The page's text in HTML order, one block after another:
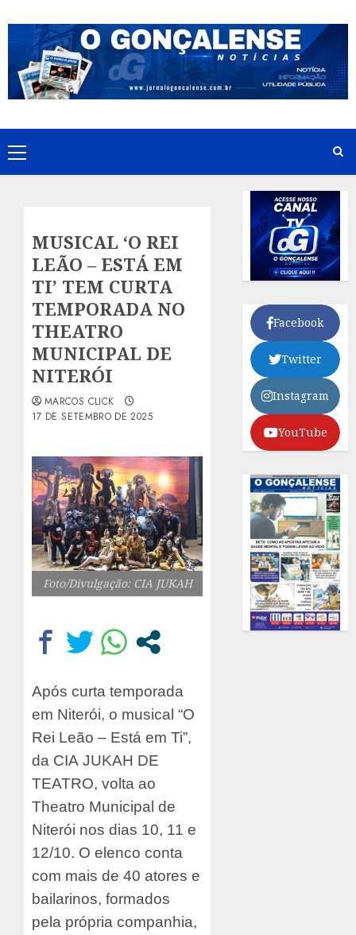
to
content
Primary
Menu
MUSICAL ‘O REI
LEÃO – ESTÁ EM
TI’ TEM CURTA
TEMPORADA NO
THEATRO
MUNICIPAL DE
NITERÓI
MARCOS CLICK
17 DE SETEMBRO DE 2025
Foto/Divulgação: CIA JUKAH
Após curta temporada
em Niterói, o musical “O
Rei Leão – Está em Ti”,
da CIA JUKAH DE
TEATRO, volta ao
Theatro Municipal de
Niterói nos dias 10, 11 e
12/10. O elenco conta
com mais de 40 atores e
bailarinos, formados
pela própria companhia,
Facebook
Twitter
Instagram
YouTube